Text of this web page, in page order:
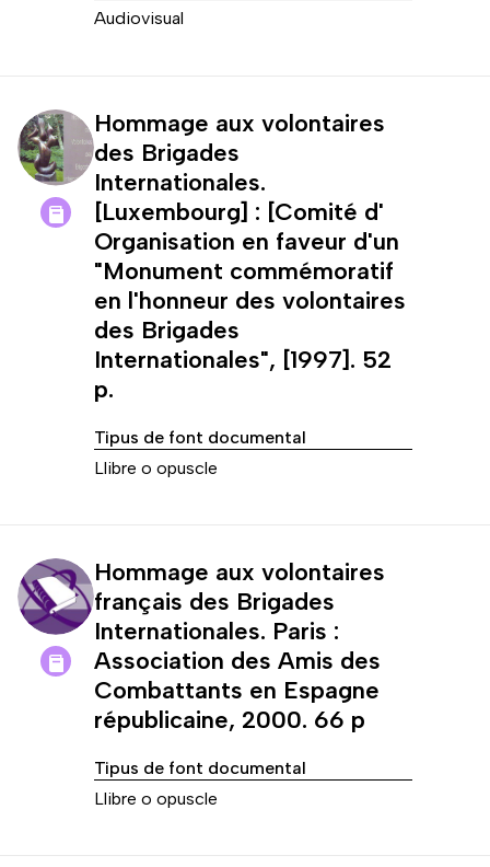
Audiovisual
Hommage aux volontaires
des Brigades
Internationales.
[Luxembourg] : [Comité d'
Organisation en faveur d'un
"Monument commémoratif
en l'honneur des volontaires
des Brigades
Internationales", [1997]. 52
p.
Tipus de font documental
Llibre o opuscle
Hommage aux volontaires
français des Brigades
Internationales. Paris :
Association des Amis des
Combattants en Espagne
républicaine, 2000. 66 p
Tipus de font documental
Llibre o opuscle